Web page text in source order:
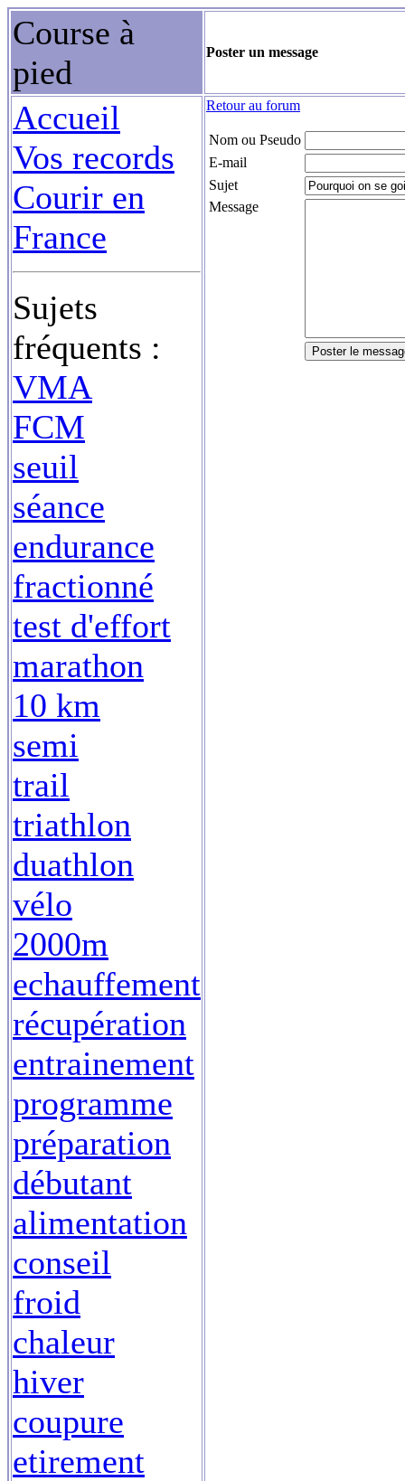
Course à
pied
Poster un message
Accueil
Vos records
Courir en
France
Sujets
fréquents :
VMA
FCM
seuil
séance
endurance
fractionné
test d'effort
marathon
10 km
semi
trail
triathlon
duathlon
vélo
2000m
echauffement
récupération
entrainement
programme
préparation
débutant
alimentation
conseil
froid
chaleur
hiver
coupure
etirement
Retour au forum
Nom ou Pseudo
E-mail
Sujet
Message